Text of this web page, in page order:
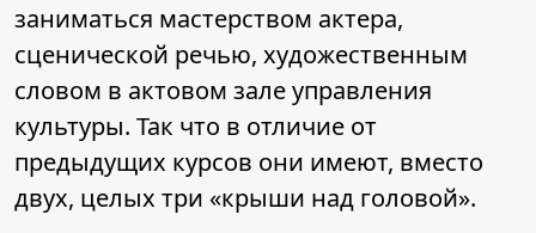
заниматься мастерством актера,
сценической речью, художественным
словом в актовом зале управления
культуры. Так что в отличие от
предыдущих курсов они имеют, вместо
двух, целых три «крыши над головой».